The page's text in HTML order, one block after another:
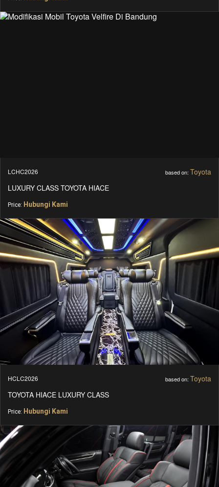
LCHC2026 based on: Toyota
LUXURY CLASS TOYOTA HIACE
Price: Hubungi Kami
HCLC2026 based on: Toyota
TOYOTA HIACE LUXURY CLASS
Price: Hubungi Kami